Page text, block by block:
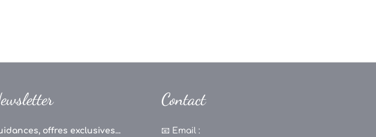
offres exclusives...
Contact
📧 Email :